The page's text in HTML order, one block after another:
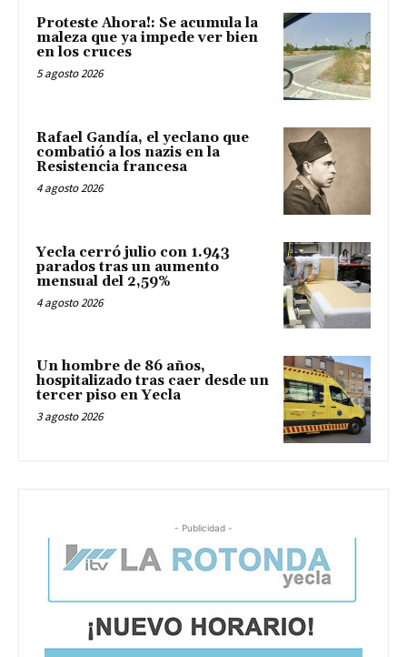
Proteste Ahora!: Se acumula la
maleza que ya impede ver bien
en los cruces
5 agosto 2026
Rafael Gandía, el yeclano que
combatió a los nazis en la
Resistencia francesa
4 agosto 2026
Yecla cerró julio con 1.943
parados tras un aumento
mensual del 2,59%
4 agosto 2026
Un hombre de 86 años,
hospitalizado tras caer desde un
tercer piso en Yecla
3 agosto 2026
- Publicidad -